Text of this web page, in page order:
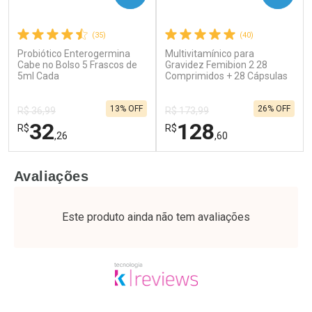
Ativar Desconto
Por R$ 37,25/cada
Comprar sem Desconto
Ativar Desconto
Por R$ 55,99/cada
Comprar sem Desconto
(35)
Probiótico Enterogermina
Cabe no Bolso 5 Frascos de
5ml Cada
R$ 36,99
R$32,26
13% OFF
Laboratório
Por Menos
(40)
Multivitamínico para
Gravidez Femibion 2 28
Comprimidos + 28 Cápsulas
R$ 173,99
R$128,60
26% OFF
Laboratório
Por Menos
Avaliações
Este produto ainda não tem avaliações